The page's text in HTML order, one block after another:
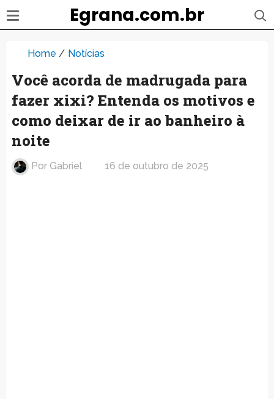
Egrana.com.br
Home / Notícias
Você acorda de madrugada para
fazer xixi? Entenda os motivos e
como deixar de ir ao banheiro à
noite
Por Gabriel 16 de outubro de 2025